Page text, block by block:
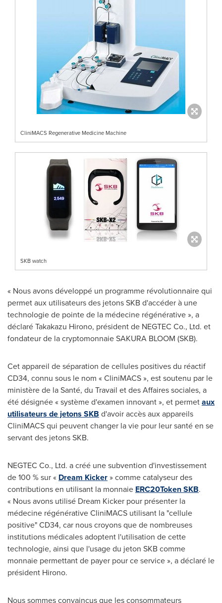
CliniMACS Regenerative Medicine Machine
SKB watch
« Nous avons développé un programme révolutionnaire qui
permet aux utilisateurs des jetons SKB d'accéder à une
technologie de pointe de la médecine régénérative », a
déclaréTakakazu Hirono, président de NEGTEC Co., Ltd. et
fondateur de la cryptomonnaieSAKURA BLOOM (SKB).
Cet appareil de séparation de cellules positives du réactif
CD34, connu sous le nom « CliniMACS », est soutenu par le
ministère de la Santé, du Travail et des Affaires sociales, a
été désignée « système d'examen innovant », et permetaux
utilisateurs de jetons SKB d'avoir accès aux appareils
CliniMACS qui peuvent changer la vie pour leur santé en se
servant des jetons SKB.
NEGTEC Co., Ltd. a créé une subvention d'investissement
de 100 % sur « Dream Kicker» comme catalyseur des
contributions en utilisant la monnaie ERC20Token SKB.
« Nous avons utilisé Dream Kicker pour présenter la
médecine régénérative CliniMACS utilisant la "cellule
positive" CD34, car nous croyons que de nombreuses
institutions médicales adoptent l'utilisation de cette
technologie, ainsi que l'usage du jeton SKB comme
monnaie permettant de payer pour ce service », a déclaré le
président Hirono.
Nous sommes convaincus que les consommateurs